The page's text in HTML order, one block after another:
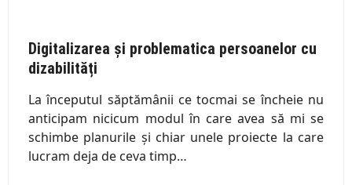
Digitalizarea și problematica persoanelor cu
dizabilități
La începutul săptămânii ce tocmai se încheie nu
anticipam nicicum modul în care avea să mi se
schimbe planurile și chiar unele proiecte la care
lucram deja de ceva timp…